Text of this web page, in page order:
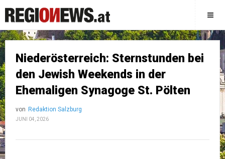
Niederösterreich: Sternstunden bei
den Jewish Weekends in der
Ehemaligen Synagoge St. Pölten
von Redaktion Salzburg
JUNI 04, 2026